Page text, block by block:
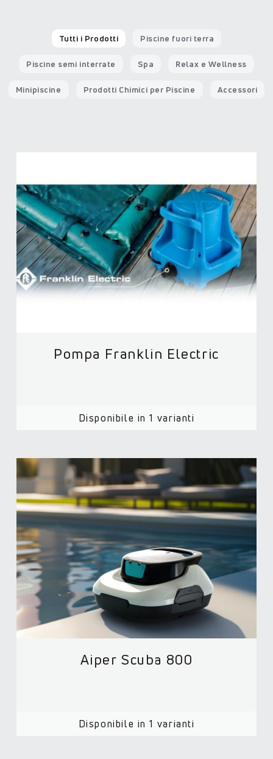
Tutti i Prodotti Piscine fuori terra
Piscine semi interrate Spa Relax e Wellness
Minipiscine Prodotti Chimici per Piscine Accessori
Pompa Franklin Electric
Disponibile in 1 varianti
Aiper Scuba 800
Disponibile in 1 varianti